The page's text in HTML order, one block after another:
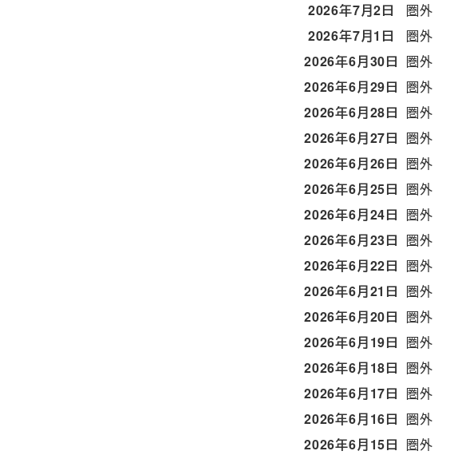
2026年7月2日
圏外
2026年7月1日
圏外
2026年6月30日 圏外
2026年6月29日 圏外
2026年6月28日 圏外
2026年6月27日 圏外
2026年6月26日 圏外
2026年6月25日 圏外
2026年6月24日 圏外
2026年6月23日 圏外
2026年6月22日 圏外
2026年6月21日 圏外
2026年6月20日 圏外
2026年6月19日 圏外
2026年6月18日 圏外
2026年6月17日 圏外
2026年6月16日 圏外
2026年6月15日 圏外